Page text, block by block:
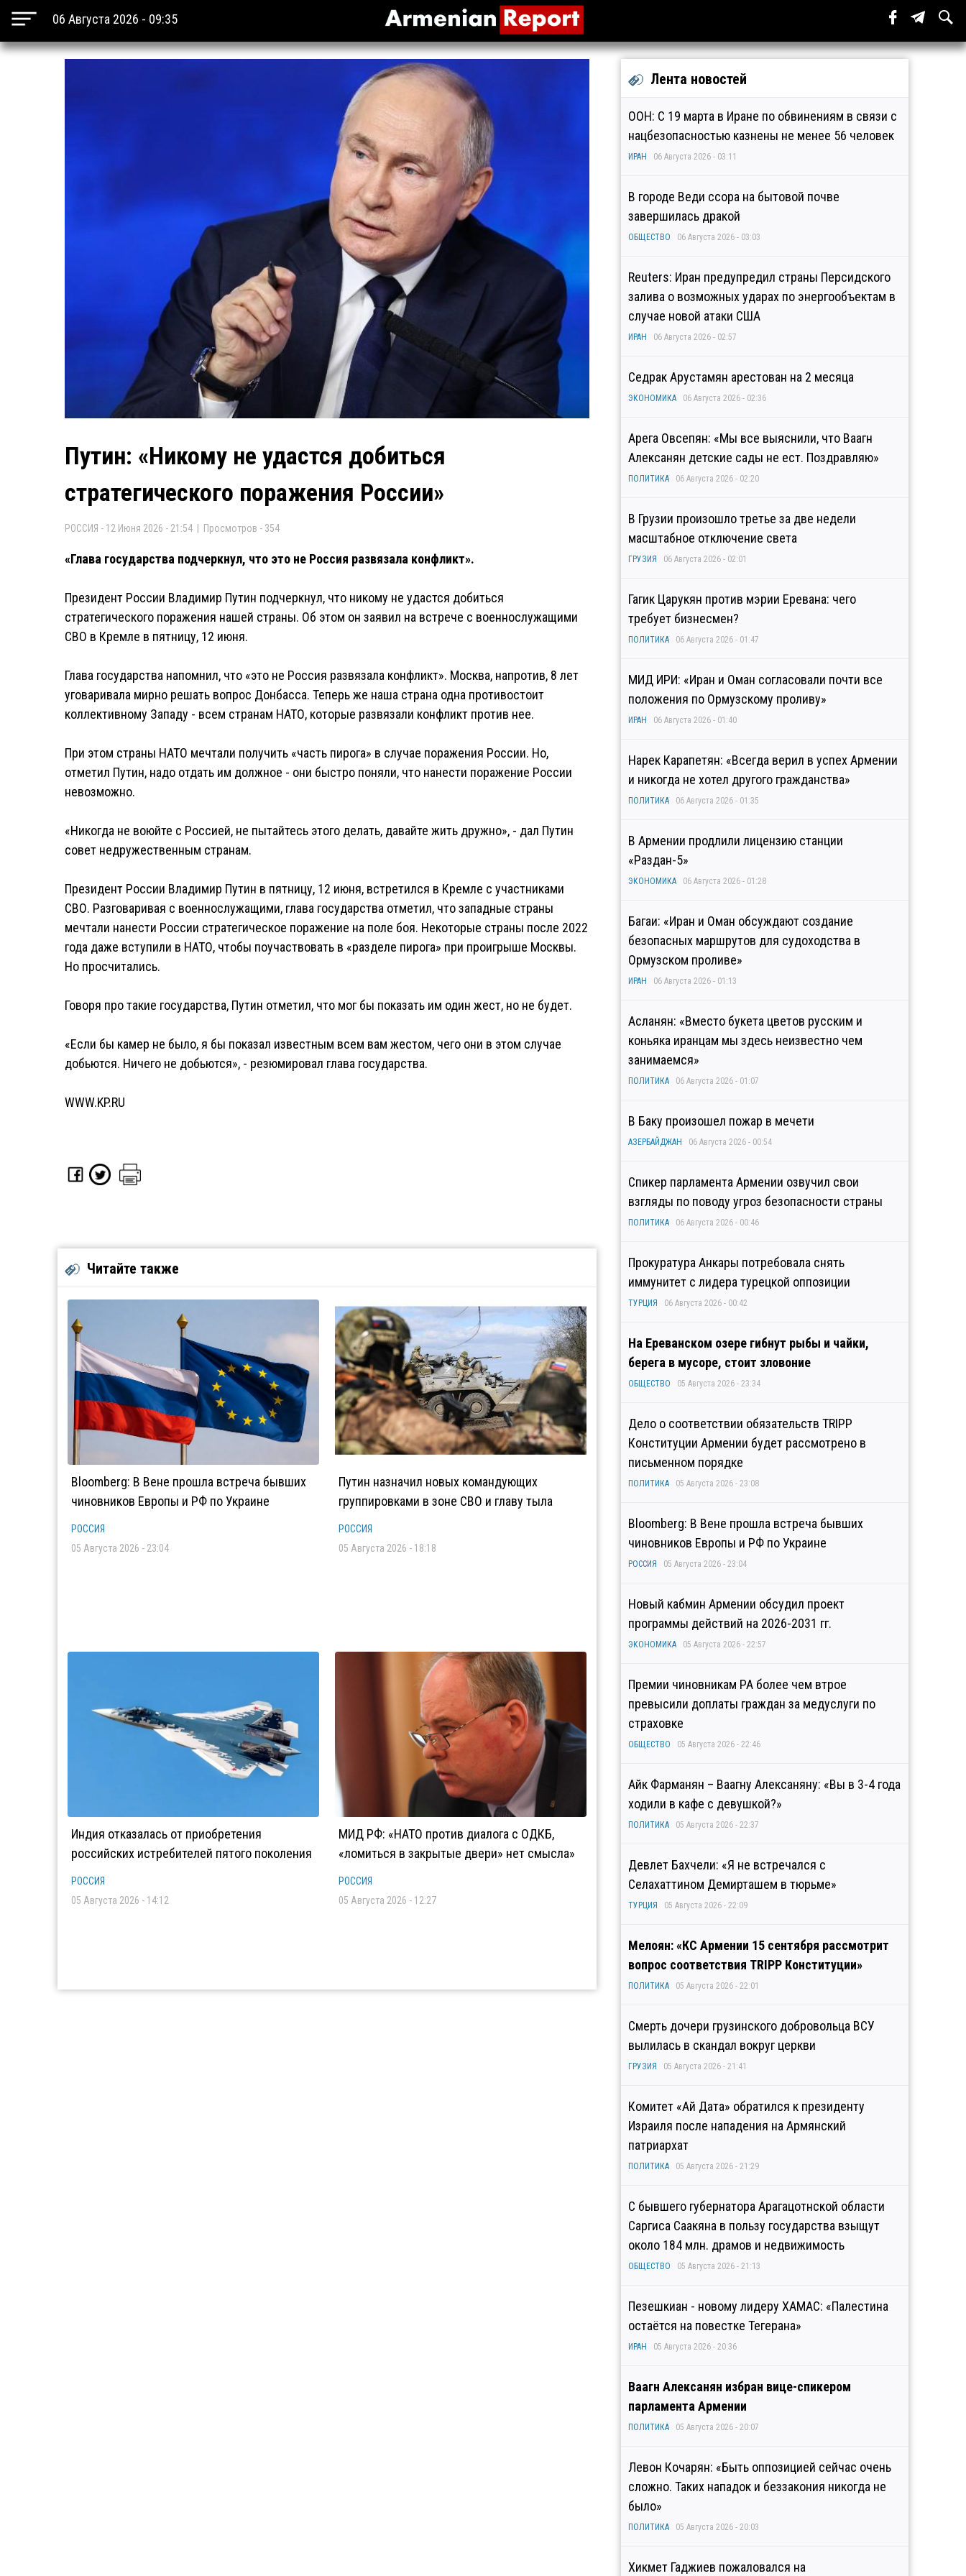
06 Августа 2026 - 09:35
Путин: «Никому не удастся добиться
стратегического поражения России»
РОССИЯ - 12 Июня 2026 - 21:54 | Просмотров - 354
«Глава государства подчеркнул, что это не Россия развязала конфликт».
Президент России Владимир Путин подчеркнул, что никому не удастся добиться
стратегического поражения нашей страны. Об этом он заявил на встрече с военнослужащими
СВО в Кремле в пятницу, 12 июня.
Глава государства напомнил, что «это не Россия развязала конфликт». Москва, напротив, 8 лет
уговаривала мирно решать вопрос Донбасса. Теперь же наша страна одна противостоит
коллективному Западу - всем странам НАТО, которые развязали конфликт против нее.
При этом страны НАТО мечтали получить «часть пирога» в случае поражения России. Но,
отметил Путин, надо отдать им должное - они быстро поняли, что нанести поражение России
невозможно.
«Никогда не воюйте с Россией, не пытайтесь этого делать, давайте жить дружно», - дал Путин
совет недружественным странам.
Президент России Владимир Путин в пятницу, 12 июня, встретился в Кремле с участниками
СВО. Разговаривая с военнослужащими, глава государства отметил, что западные страны
мечтали нанести России стратегическое поражение на поле боя. Некоторые страны после 2022
года даже вступили в НАТО, чтобы поучаствовать в «разделе пирога» при проигрыше Москвы.
Но просчитались.
Говоря про такие государства, Путин отметил, что мог бы показать им один жест, но не будет.
«Если бы камер не было, я бы показал известным всем вам жестом, чего они в этом случае
добьются. Ничего не добьются», - резюмировал глава государства.
WWW.KP.RU
Читайте также
Bloomberg: В Вене прошла встреча бывших
чиновников Европы и РФ по Украине
РОССИЯ
05 Августа 2026 - 23:04
Путин назначил новых командующих
группировками в зоне СВО и главу тыла
РОССИЯ
05 Августа 2026 - 18:18
Индия отказалась от приобретения
российских истребителей пятого поколения
РОССИЯ
05 Августа 2026 - 14:12
МИД РФ: «НАТО против диалога с ОДКБ,
«ломиться в закрытые двери» нет смысла»
РОССИЯ
05 Августа 2026 - 12:27
Лента новостей
ООН: С 19 марта в Иране по обвинениям в связи с
нацбезопасностью казнены не менее 56 человек
ИРАН 06 Августа 2026 - 03:11
В городе Веди ссора на бытовой почве
завершилась дракой
ОБЩЕСТВО 06 Августа 2026 - 03:03
Reuters: Иран предупредил страны Персидского
залива о возможных ударах по энергообъектам в
случае новой атаки США
ИРАН 06 Августа 2026 - 02:57
Седрак Арустамян арестован на 2 месяца
ЭКОНОМИКА 06 Августа 2026 - 02:36
Арега Овсепян: «Мы все выяснили, что Ваагн
Алексанян детские сады не ест. Поздравляю»
ПОЛИТИКА 06 Августа 2026 - 02:20
В Грузии произошло третье за две недели
масштабное отключение света
ГРУЗИЯ 06 Августа 2026 - 02:01
Гагик Царукян против мэрии Еревана: чего
требует бизнесмен?
ПОЛИТИКА 06 Августа 2026 - 01:47
МИД ИРИ: «Иран и Оман согласовали почти все
положения по Ормузскому проливу»
ИРАН 06 Августа 2026 - 01:40
Нарек Карапетян: «Всегда верил в успех Армении
и никогда не хотел другого гражданства»
ПОЛИТИКА 06 Августа 2026 - 01:35
В Армении продлили лицензию станции
«Раздан-5»
ЭКОНОМИКА 06 Августа 2026 - 01:28
Багаи: «Иран и Оман обсуждают создание
безопасных маршрутов для судоходства в
Ормузском проливе»
ИРАН 06 Августа 2026 - 01:13
Асланян: «Вместо букета цветов русским и
коньяка иранцам мы здесь неизвестно чем
занимаемся»
ПОЛИТИКА 06 Августа 2026 - 01:07
В Баку произошел пожар в мечети
АЗЕРБАЙДЖАН 06 Августа 2026 - 00:54
Спикер парламента Армении озвучил свои
взгляды по поводу угроз безопасности страны
ПОЛИТИКА 06 Августа 2026 - 00:46
Прокуратура Анкары потребовала снять
иммунитет с лидера турецкой оппозиции
ТУРЦИЯ 06 Августа 2026 - 00:42
На Ереванском озере гибнут рыбы и чайки,
берега в мусоре, стоит зловоние
ОБЩЕСТВО 05 Августа 2026 - 23:34
Дело о соответствии обязательств TRIPP
Конституции Армении будет рассмотрено в
письменном порядке
ПОЛИТИКА 05 Августа 2026 - 23:08
Bloomberg: В Вене прошла встреча бывших
чиновников Европы и РФ по Украине
РОССИЯ 05 Августа 2026 - 23:04
Новый кабмин Армении обсудил проект
программы действий на 2026-2031 гг.
ЭКОНОМИКА 05 Августа 2026 - 22:57
Премии чиновникам РА более чем втрое
превысили доплаты граждан за медуслуги по
страховке
ОБЩЕСТВО 05 Августа 2026 - 22:46
Айк Фарманян – Ваагну Алексаняну: «Вы в 3-4 года
ходили в кафе с девушкой?»
ПОЛИТИКА 05 Августа 2026 - 22:37
Девлет Бахчели: «Я не встречался с
Селахаттином Демирташем в тюрьме»
ТУРЦИЯ 05 Августа 2026 - 22:09
Мелоян: «КС Армении 15 сентября рассмотрит
вопрос соответствия TRIPP Конституции»
ПОЛИТИКА 05 Августа 2026 - 22:01
Смерть дочери грузинского добровольца ВСУ
вылилась в скандал вокруг церкви
ГРУЗИЯ 05 Августа 2026 - 21:41
Комитет «Ай Дата» обратился к президенту
Израиля после нападения на Армянский
патриархат
ПОЛИТИКА 05 Августа 2026 - 21:29
С бывшего губернатора Арагацотнской области
Саргиса Саакяна в пользу государства взыщут
около 184 млн. драмов и недвижимость
ОБЩЕСТВО 05 Августа 2026 - 21:13
Пезешкиан - новому лидеру ХАМАС: «Палестина
остаётся на повестке Тегерана»
ИРАН 05 Августа 2026 - 20:36
Ваагн Алексанян избран вице-спикером
парламента Армении
ПОЛИТИКА 05 Августа 2026 - 20:07
Левон Кочарян: «Быть оппозицией сейчас очень
сложно. Таких нападок и беззакония никогда не
было»
ПОЛИТИКА 05 Августа 2026 - 20:03
Хикмет Гаджиев пожаловался на